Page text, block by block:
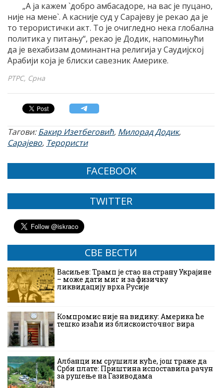
„А ја кажем `добро амбасадоре, на вас је пуцано,
није на мене`. А касније суд у Сарајеву је рекао да је
то терористички акт. То је очигледно нека глобална
политика у питању“, рекао је Додик, напомињући
да је вехабизам доминантна религија у Саудијској
Арабији која је блиски савезник Америке.
РТРС, Срна
Тагови:Бакир Изетбеговић, Милорад Додик,
Сарајево, Терористи
FACEBOOK
TWITTER
СВЕ ВЕСТИ
Васиљев: Трамп је стао на страну Украјине
– може дати миг и за физичку
ликвидацију врха Русије
Компромис није на видику: Америка ће
тешко изаћи из блискоисточног вира
Албанци им срушили куће, још траже да
Срби плате: Приштина испоставила рачун
за рушење на Газиводама